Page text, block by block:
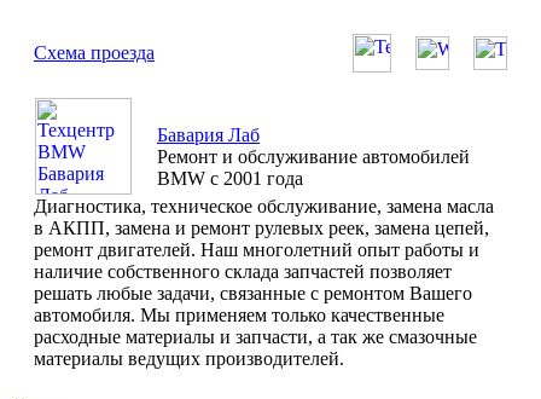
Схема проезда
Бавария Лаб
Ремонт и обслуживание автомобилей
BMW с 2001 года
Диагностика, техническое обслуживание, замена масла
в АКПП, замена и ремонт рулевых реек, замена цепей,
ремонт двигателей. Наш многолетний опыт работы и
наличие собственного склада запчастей позволяет
решать любые задачи, связанные с ремонтом Вашего
автомобиля. Мы применяем только качественные
расходные материалы и запчасти, а так же смазочные
материалы ведущих производителей.